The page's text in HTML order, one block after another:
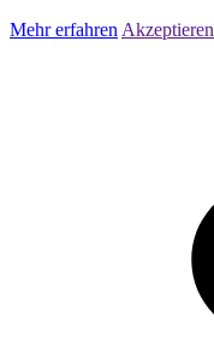
Mehr erfahren Akzeptieren